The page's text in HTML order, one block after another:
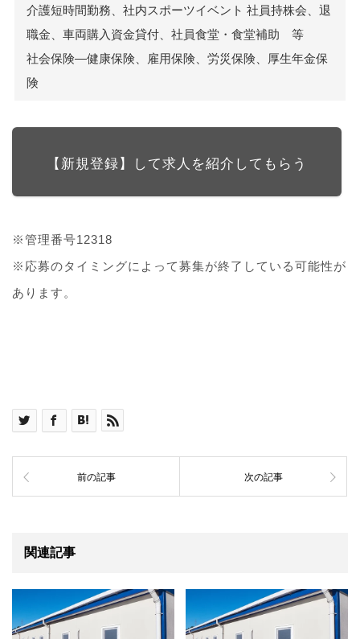
介護短時間勤務、社内スポーツイベント 社員持株会、退
職金、車両購入資金貸付、社員食堂・食堂補助 等
社会保険―健康保険、雇用保険、労災保険、厚生年金保
険
【新規登録】して求人を紹介してもらう
※管理番号12318
※応募のタイミングによって募集が終了している可能性が
あります。
前の記事 次の記事
関連記事